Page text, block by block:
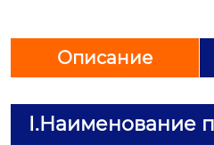
Описание
I.Наименование